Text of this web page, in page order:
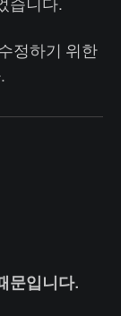
정하기 위한
문입니다.